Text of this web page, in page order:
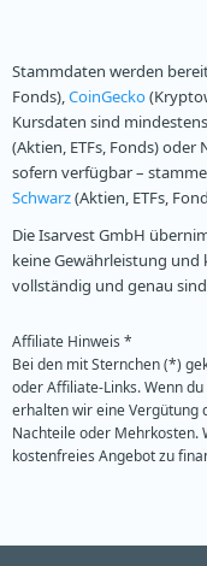
Stammdaten werden
Fonds),CoinGecko
Kursdaten sind
(Aktien, ETFs, Fonds) oder
sofern verfügbar –
Schwarz(Aktien, ETFs,
Die Isarvest GmbH
keine Gewährleistung und
vollständig und genau
Affiliate Hinweis *
Bei den mit Sternchen (*)
oder Affiliate-Links. Wenn
erhalten wir eine Vergütung
Nachteile oder Mehrkosten.
kostenfreies Angebot zu